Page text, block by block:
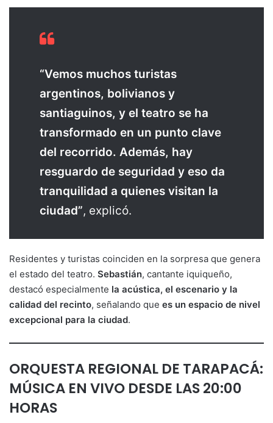
“Vemos muchos turistas
argentinos, bolivianos y
santiaguinos, y el teatro se ha
transformado en un punto clave
del recorrido. Además, hay
resguardo de seguridad y eso da
tranquilidad a quienes visitan la
ciudad”, explicó.
Residentes y turistas coinciden en la sorpresa que genera
el estado del teatro. Sebastián, cantante iquiqueño,
destacó especialmente la acústica, el escenario y la
calidad del recinto, señalando que es un espacio de nivel
excepcional para la ciudad.
ORQUESTA REGIONAL DE TARAPACÁ:
MÚSICA EN VIVO DESDE LAS 20:00
HORAS